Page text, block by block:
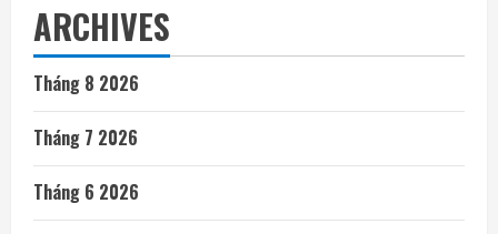
ARCHIVES
Tháng 8 2026
Tháng 7 2026
Tháng 6 2026